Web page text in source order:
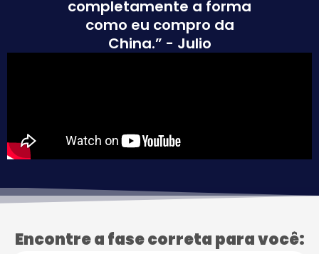
completamente a forma
como eu compro da
China.” - Julio
Encontre a fase correta para você: